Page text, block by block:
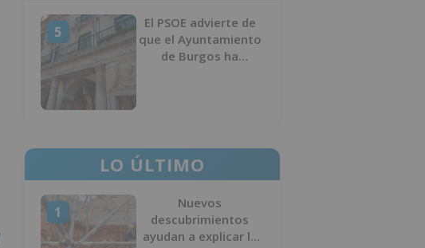
5
El PSOE advierte de
que el Ayuntamiento
de Burgos ha
LO ÚLTIMO
1
Nuevos
descubrimientos
ayudan a explicar la